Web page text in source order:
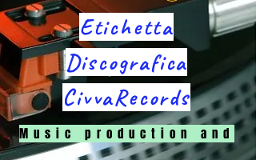
Etichetta
Discografica
CivvaRecords
M u s i c p r o d u c t i o n a n d